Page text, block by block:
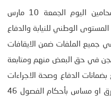
اعلن مجلس الهيئة الوطنية للمحامين اليوم الجمعة 10 مارس
المستوى الوطني للنيابة والدفاع
جميع الملفات ضمن الايقافات
في حق البعض منهم ومتابعة
الدفاع وصحة الاجراءات
المتبعة مؤكدا رفضه التام أي خرق او مساس بأحكام الفصول 46